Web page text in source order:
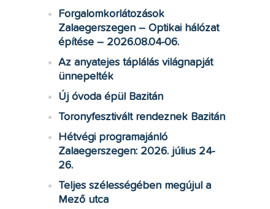
Forgalomkorlátozások
Zalaegerszegen – Optikai hálózat
építése – 2026.08.04-06.
Az anyatejes táplálás világnapját
ünnepelték
Új óvoda épül Bazitán
Toronyfesztivált rendeznek Bazitán
Hétvégi programajánló
Zalaegerszegen: 2026. július 24-
26.
Teljes szélességében megújul a
Mező utca